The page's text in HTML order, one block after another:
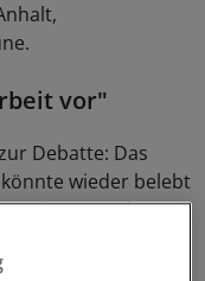
vor"
Debatte: Das
wieder belebt
als Stätte der